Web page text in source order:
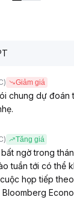
Giảm giá
chung dự đoán
Tăng giá
ngờ trong
tuần tới có thể
họp tiếp